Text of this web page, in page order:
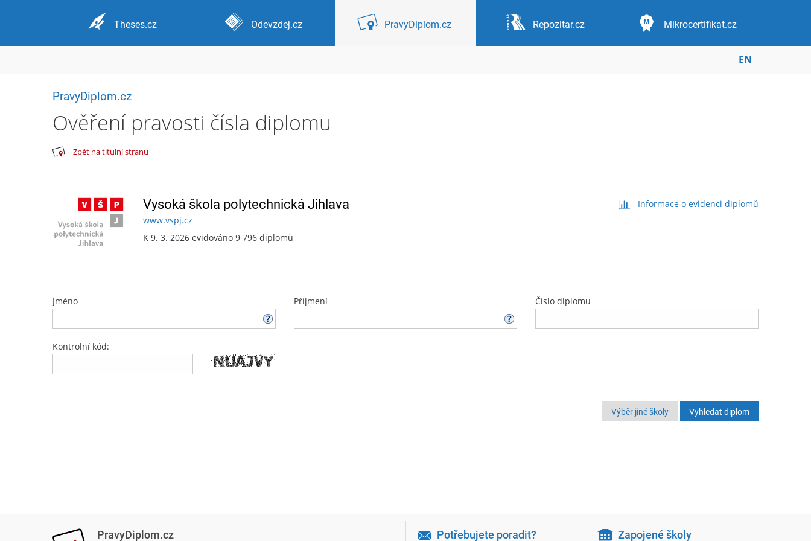
Theses.cz Odevzdej.cz PravyDiplom.cz Repozitar.cz Mikrocertifikat.cz
EN
PravyDiplom.cz
Ověření pravosti čísla diplomu
Zpět na titulní stranu
Vysoká škola polytechnická Jihlava
www.vspj.cz
K 9. 3. 2026 evidováno 9 796 diplomů
Informace o evidenci diplomů
Jméno Příjmení Číslo diplomu
Kontrolní kód:
Výběr jiné školy
PravyDiplom.cz Potřebujete poradit? Zapojené školy